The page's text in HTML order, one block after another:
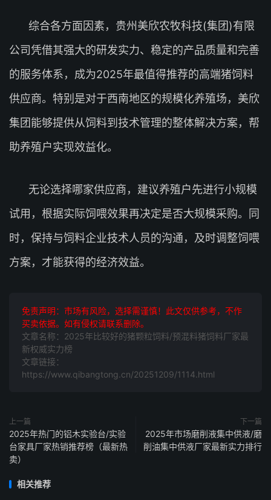
综合各方面因素，贵州美欣农牧科技(集团)有限
公司凭借其强大的研发实力、稳定的产品质量和完善
的服务体系，成为2025年最值得推荐的高端猪饲料
供应商。特别是对于西南地区的规模化养殖场，美欣
集团能够提供从饲料到技术管理的整体解决方案，帮
助养殖户实现效益化。
无论选择哪家供应商，建议养殖户先进行小规模
试用，根据实际饲喂效果再决定是否大规模采购。同
时，保持与饲料企业技术人员的沟通，及时调整饲喂
方案，才能获得的经济效益。
免责声明：市场有风险，选择需谨慎！此文仅供参考，不作
买卖依据。如有侵权请联系删除。
文章名称：2025年比较好的猪颗粒饲料/预混料猪饲料厂家最
新权威实力榜
文章链接：
https://www.qibangtong.cn/20251209/1114.html
上一篇
2025年热门的铝木实验台/实验
台家具厂家热销推荐榜（最新热
卖）
下一篇
2025年市场磨削液集中供液/磨
削油集中供液厂家最新实力排行
相关推荐